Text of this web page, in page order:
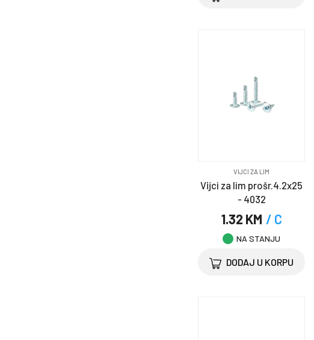
VIJCI ZA LIM
Vijci za lim prošr.4.2x25
- 4032
1.32 KM / C
NA STANJU
DODAJ U KORPU